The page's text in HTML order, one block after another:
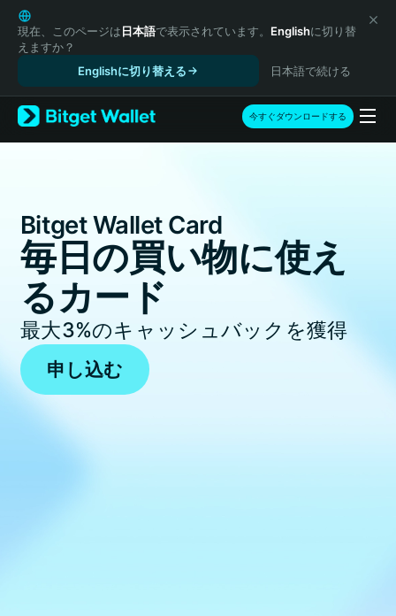
English
日本語
Tiếng Việt
Español (Latinoamérica)
Türkçe
繁體中文
Português (Portugal)
Bahasa Indonesia
ภาษาไทย
हिन्दी
বাংলা
Español
Português (Brasil)
Español (Argentina)
現在、このページは日本語で表示されています。 Englishに切り替
えますか？
Englishに切り替える
日本語で続ける
今すぐダウンロードする
Bitget Wallet Card
毎日の買い物に使え
るカード
最大3%のキャッシュバックを獲得
申し込む